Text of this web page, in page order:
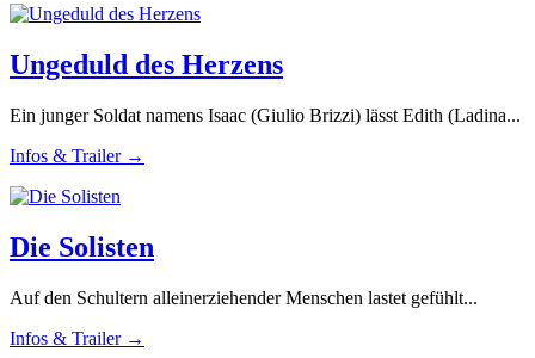
Ungeduld des Herzens
Ein junger Soldat namens Isaac (Giulio Brizzi) lässt Edith (Ladina...
Infos & Trailer →
Die Solisten
Auf den Schultern alleinerziehender Menschen lastet gefühlt...
Infos & Trailer →